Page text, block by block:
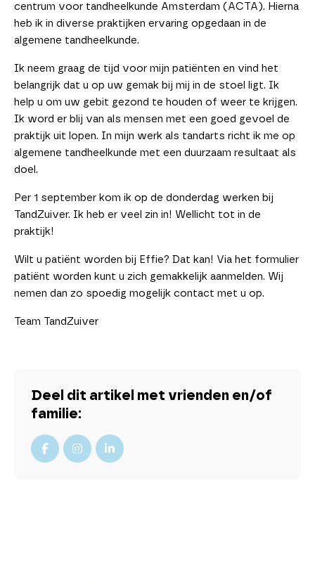
centrum voor tandheelkunde Amsterdam (ACTA). Hierna
heb ik in diverse praktijken ervaring opgedaan in de
algemene tandheelkunde.
Ik neem graag de tijd voor mijn patiënten en vind het
belangrijk dat u op uw gemak bij mij in de stoel ligt. Ik
help u om uw gebit gezond te houden of weer te krijgen.
Ik word er blij van als mensen met een goed gevoel de
praktijk uit lopen. In mijn werk als tandarts richt ik me op
algemene tandheelkunde met een duurzaam resultaat als
doel.
Per 1 september kom ik op de donderdag werken bij
TandZuiver. Ik heb er veel zin in! Wellicht tot in de
praktijk!
Wilt u patiënt worden bij Effie? Dat kan! Via het formulier
patiënt worden kunt u zich gemakkelijk aanmelden. Wij
nemen dan zo spoedig mogelijk contact met u op.
Team TandZuiver
Deel dit artikel met vrienden en/of
familie: